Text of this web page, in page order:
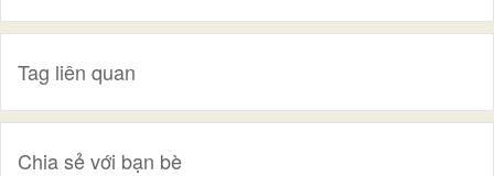
Tag liên quan
Chia sẻ với bạn bè